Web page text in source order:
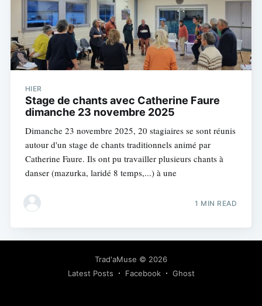
HIER
Stage de chants avec Catherine Faure
dimanche 23 novembre 2025
Dimanche 23 novembre 2025, 20 stagiaires se sont réunis
autour d'un stage de chants traditionnels animé par
Catherine Faure. Ils ont pu travailler plusieurs chants à
danser (mazurka, laridé 8 temps,...) à une
1 MIN READ
Trad'aMuse © 2026
Latest Posts
Facebook Ghost